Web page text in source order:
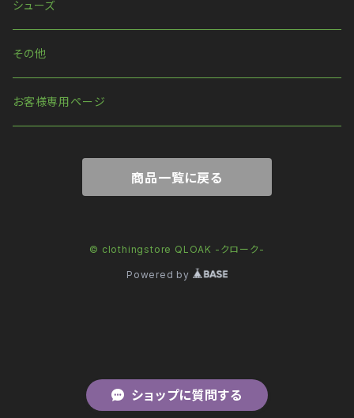
ショップに質問する
ウォレットチェーン
シューズ
その他
お客様専用ページ
商品一覧に戻る
© clothingstore QLOAK -クローク-
Powered by